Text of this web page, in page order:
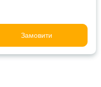
Замовити